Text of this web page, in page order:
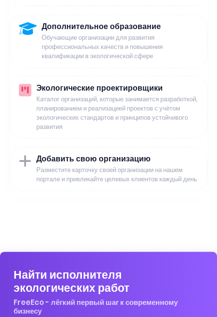
Дополнительное образование
Обучающие организации для развития
профессиональных качеств и повышения
квалификации в экологической сфере
Экологические проектировщики
Каталог организаций, которые занимается разработкой,
планированием и реализацией проектов с учётом
экологических стандартов и принципов устойчивого
развития
Добавить свою организацию
Разместите карточку своей организации на нашем
портале и привлекайте целевых клиентов каждый день
Найти исполнителя
экологических работ
FreeEco - лёгкий первый шаг к современному
бизнесу